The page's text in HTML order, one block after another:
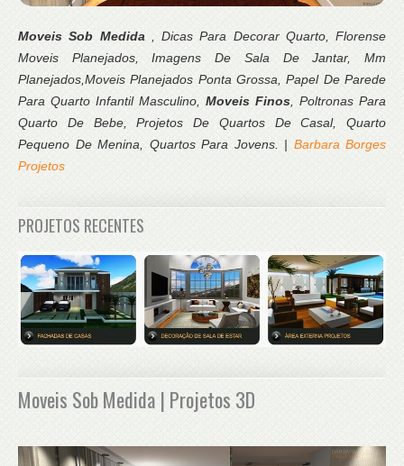
Moveis Sob Medida , Dicas Para Decorar Quarto, Florense
Moveis Planejados, Imagens De Sala De Jantar, Mm
Planejados,Moveis Planejados Ponta Grossa, Papel De Parede
Para Quarto Infantil Masculino, Moveis Finos, Poltronas Para
Quarto De Bebe, Projetos De Quartos De Casal, Quarto
Pequeno De Menina, Quartos Para Jovens. | Barbara Borges
Projetos
PROJETOS RECENTES
Moveis Sob Medida | Projetos 3D